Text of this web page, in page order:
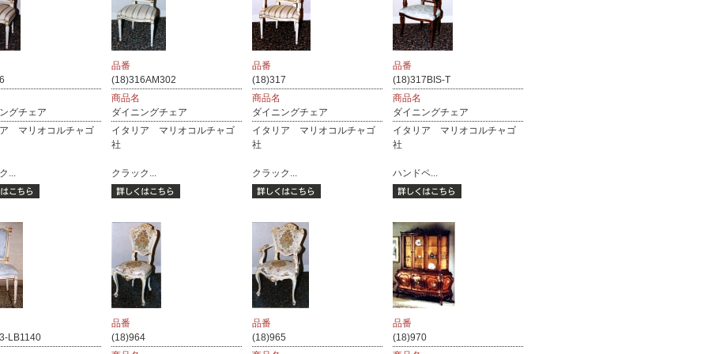
グチェア
マリオコルチャゴ
...
品番
(18)316AM302
商品名
ダイニングチェア
イタリア マリオコルチャゴ
社
クラック...
品番
(18)317
商品名
ダイニングチェア
イタリア マリオコルチャゴ
社
クラック...
品番
(18)317BIS-T
商品名
ダイニングチェア
イタリア マリオコルチャゴ
社
ハンドペ...
LB1140
品番
(18)964
品番
(18)965
品番
(18)970